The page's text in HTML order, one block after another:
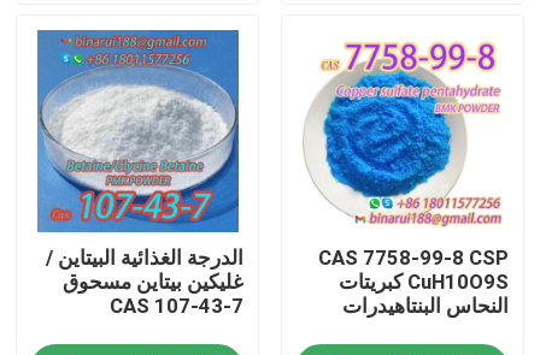
المنتجات
فيديوهات
معلومات عنا
جولة في المعمل
CAS 7758-99-8 CSP
CuH10O9S كبريتات
النحاس البنتاهيدرات
الدرجة الغذائية البيتاين /
غليكين بيتاين مسحوق
CAS 107-43-7